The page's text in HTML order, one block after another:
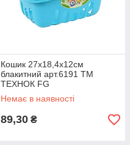
Кошик 27х18,4х12см
блакитний арт.6191 ТМ
ТЕХНОК FG
Немає в наявності
89,30 ₴